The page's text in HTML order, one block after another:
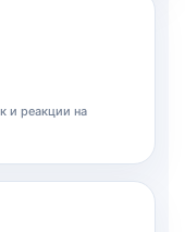
и реакции на